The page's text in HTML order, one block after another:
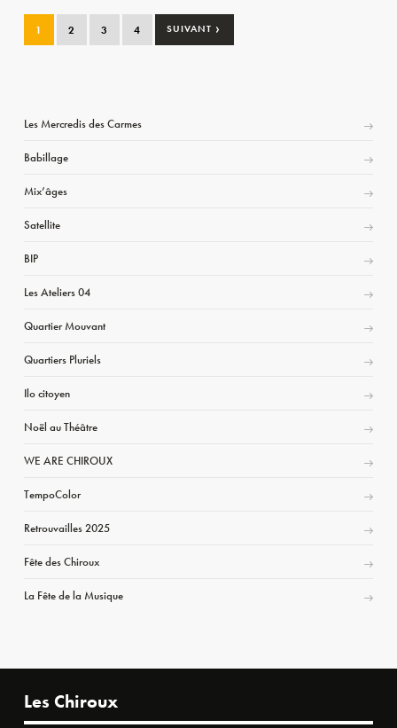
1 2 3 4 SUIVANT ›
Les Mercredis des Carmes
Babillage
Mix’âges
Satellite
BIP
Les Ateliers 04
Quartier Mouvant
Quartiers Pluriels
Ilo citoyen
Noël au Théâtre
WE ARE CHIROUX
TempoColor
Retrouvailles 2025
Fête des Chiroux
La Fête de la Musique
Les Chiroux